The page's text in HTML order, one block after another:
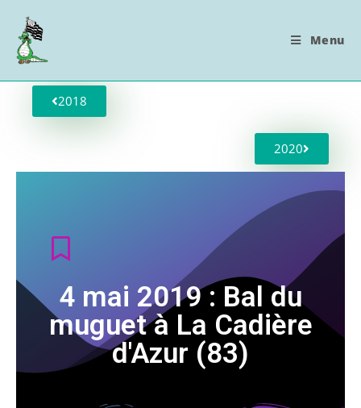
Menu
2018
2020
4 mai 2019 : Bal du
muguet à La Cadière
d'Azur (83)